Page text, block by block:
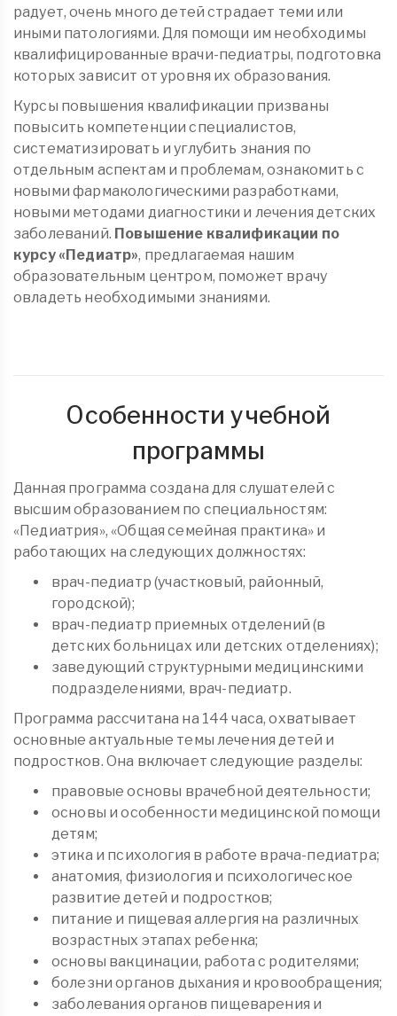
радует, очень много детей страдает теми или
иными патологиями. Для помощи им необходимы
квалифицированные врачи-педиатры, подготовка
которых зависит от уровня их образования.
Курсы повышения квалификации призваны
повысить компетенции специалистов,
систематизировать и углубить знания по
отдельным аспектам и проблемам, ознакомить с
новыми фармакологическими разработками,
новыми методами диагностики и лечения детских
заболеваний. Повышение квалификации по
курсу «Педиатр», предлагаемая нашим
образовательным центром, поможет врачу
овладеть необходимыми знаниями.
Особенности учебной
программы
Данная программа создана для слушателей с
высшим образованием по специальностям:
«Педиатрия», «Общая семейная практика» и
работающих на следующих должностях:
врач-педиатр (участковый, районный,
городской);
врач-педиатр приемных отделений (в
детских больницах или детских отделениях);
заведующий структурными медицинскими
подразделениями, врач-педиатр.
Программа рассчитана на 144 часа, охватывает
основные актуальные темы лечения детей и
подростков. Она включает следующие разделы:
правовые основы врачебной деятельности;
основы и особенности медицинской помощи
детям;
этика и психология в работе врача-педиатра;
анатомия, физиология и психологическое
развитие детей и подростков;
питание и пищевая аллергия на различных
возрастных этапах ребенка;
основы вакцинации, работа с родителями;
болезни органов дыхания и кровообращения;
заболевания органов пищеварения и